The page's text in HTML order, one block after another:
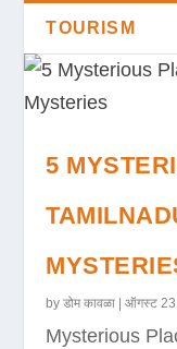
TOURISM
5
byडोम कावळा |ऑगस्ट
Mysterious